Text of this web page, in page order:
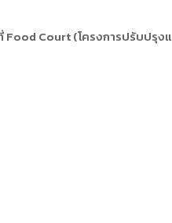
Court (โครงการปรับปรุ